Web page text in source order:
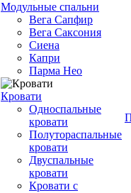
Модульные спальни
Вега Сапфир
Вега Саксония
Сиена
Капри
Парма Нео
Кровати
Односпальные
кровати
Полутораспальные
кровати
Двуспальные
кровати
Кровати с